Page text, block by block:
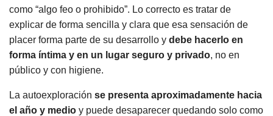
como “algo feo o prohibido”. Lo correcto es tratar de
explicar de forma sencilla y clara que esa sensación de
placer forma parte de su desarrollo y debe hacerlo en
forma íntima y en un lugar seguro y privado, no en
público y con higiene.
La autoexploración se presenta aproximadamente hacia
el año y medio y puede desaparecer quedando solo como